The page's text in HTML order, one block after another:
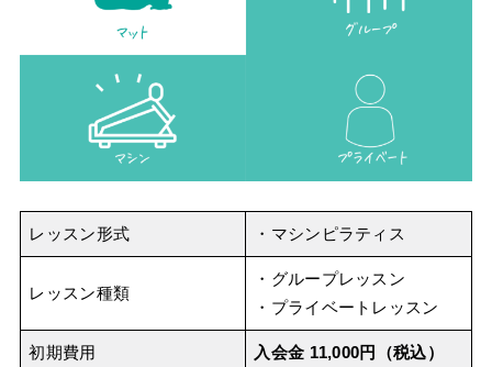
レッスン形式 ・マシンピラティス
レッスン種類
・グループレッスン
・プライベートレッスン
初期費用 入会金 11,000円（税込）